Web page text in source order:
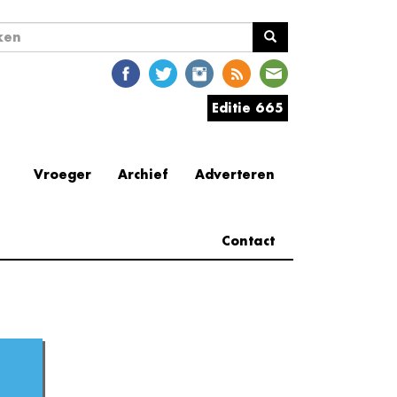
Editie 665
Adverteren
Archief
Vroeger
Contact